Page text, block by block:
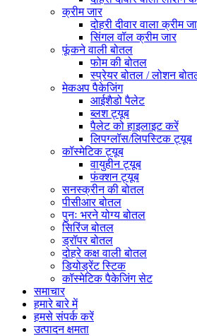
क्रीम जार
दोहरी दीवार वाला क्रीम
सिंगल वॉल क्रीम जार
फूंकने वाली बोतल
फोम की बोतल
स्प्रेयर बोतल / लोशन
मेकअप पैकेजिंग
आईशैडो पैलेट
ब्लश ट्यूब
पैलेट को हाइलाइट करें
लिपग्लॉस/लिपस्टिक ट्यूब
कॉस्मेटिक ट्यूब
वायुहीन ट्यूब
फंक्शन ट्यूब
सनस्क्रीन की बोतल
पीसीआर बोतल
पुनः भरने योग्य बोतल
सिरिंज बोतल
ड्रॉपर बोतल
दोहरे कक्ष वाली बोतल
डियोड्रेंट स्टिक
कॉस्मेटिक पैकेजिंग सेट
समाचार
हमारे बारे में
हमसे संपर्क करें
उत्पादन क्षमता